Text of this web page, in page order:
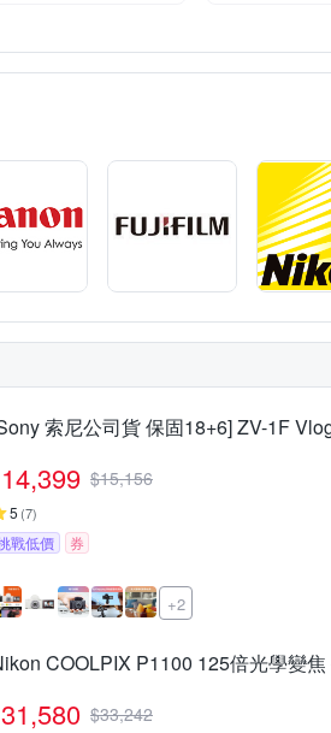
索尼公司貨 保固18+6] ZV-1F
14,399 $15,156
5 (7)
戰低價 券
+2
COOLPIX P1100 125倍光學變
31,580 $33,242